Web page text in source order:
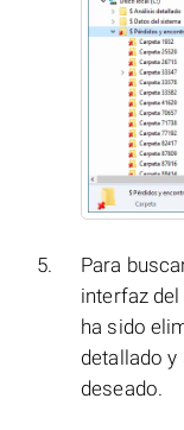
Para
interfaz
ha sido
detallado
deseado.